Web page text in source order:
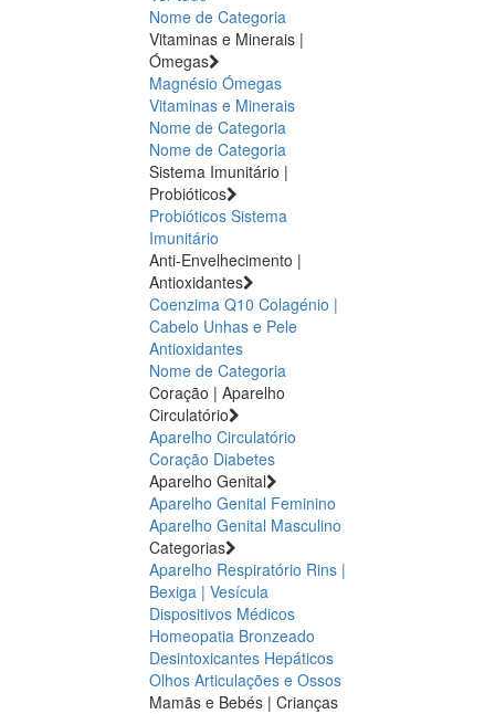
Nome de Categoria
Vitaminas e Minerais |
Ómegas
Magnésio Ómegas
Vitaminas e Minerais
Nome de Categoria
Nome de Categoria
Sistema Imunitário |
Probióticos
Probióticos Sistema
Imunitário
Anti-Envelhecimento |
Antioxidantes
Coenzima Q10 Colagénio |
Cabelo Unhas e Pele
Antioxidantes
Nome de Categoria
Coração | Aparelho
Circulatório
Aparelho Circulatório
Coração Diabetes
Aparelho Genital
Aparelho Genital Feminino
Aparelho Genital Masculino
Categorias
Aparelho Respiratório Rins |
Bexiga | Vesícula
Dispositivos Médicos
Homeopatia Bronzeado
Desintoxicantes Hepáticos
Olhos Articulações e Ossos
Mamãs e Bebés | Crianças